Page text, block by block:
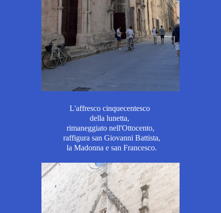
L'affresco cinquecentesco
della lunetta,
rimaneggiato nell'Ottocento,
raffigura san Giovanni Battista,
la Madonna e san Francesco.